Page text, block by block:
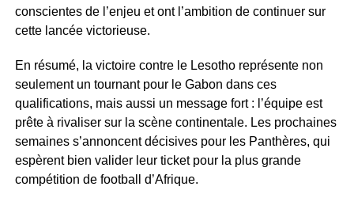
conscientes de l’enjeu et ont l’ambition de continuer sur
cette lancée victorieuse.
En résumé, la victoire contre le Lesotho représente non
seulement un tournant pour le Gabon dans ces
qualifications, mais aussi un message fort : l’équipe est
prête à rivaliser sur la scène continentale. Les prochaines
semaines s’annoncent décisives pour les Panthères, qui
espèrent bien valider leur ticket pour la plus grande
compétition de football d’Afrique.